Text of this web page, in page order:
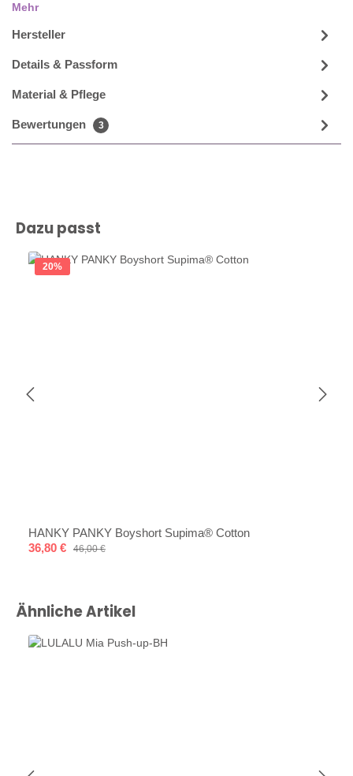
Mehr
Hersteller
Details & Passform
Material & Pflege
Bewertungen 3
Produktgalerie überspringen
Dazu passt
20%
HANKY PANKY Boyshort Supima® Cotton
Verkaufspreis:
36,80 € Regulärer Preis:
46,00 €
Produktgalerie überspringen
Ähnliche Artikel